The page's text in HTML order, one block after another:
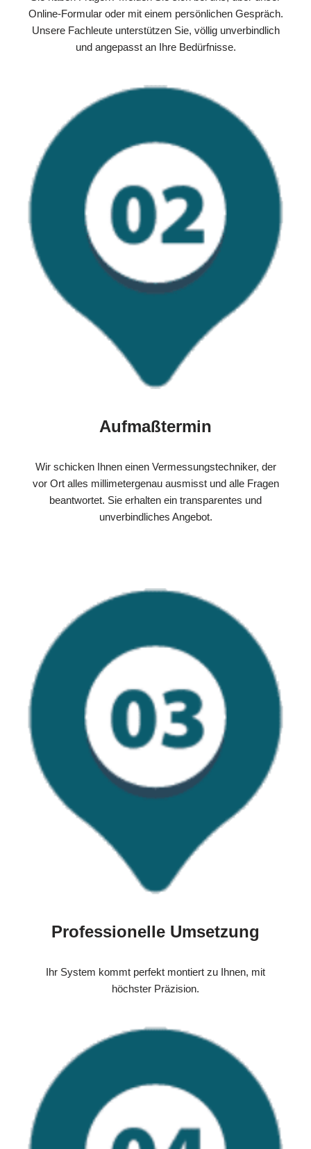
Online-Formular oder mit einem persönlichen Gespräch.
Unsere Fachleute unterstützen Sie, völlig unverbindlich
und angepasst an Ihre Bedürfnisse.
Aufmaßtermin
Wir schicken Ihnen einen Vermessungstechniker, der
vor Ort alles millimetergenau ausmisst und alle Fragen
beantwortet. Sie erhalten ein transparentes und
unverbindliches Angebot.
Professionelle Umsetzung
Ihr System kommt perfekt montiert zu Ihnen, mit
höchster Präzision.